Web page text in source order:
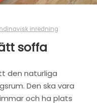
inredning
soffa
den naturliga
Den ska vara
och ha plats